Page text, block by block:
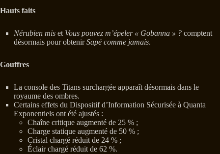
Hauts faits
Nérubien mis et Vous pouvez m’épeler « Gobanna » ? comptent
désormais pour obtenirSapé comme jamais.
Gouffres
La console des Titans surchargée apparaît désormais dans le
royaume des ombres.
Certains effets du Dispositif d’Information Sécurisée à Quanta
Exponentiels ont été ajustés :
Chaîne critique augmenté de 25 % ;
Charge statique augmenté de 50 % ;
Cristal chargé réduit de 24 % ;
Éclair chargé réduit de 62 %.